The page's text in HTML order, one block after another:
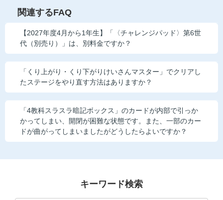
進研ゼミ 中学講座
進研ゼミ 中学講座 中高一貫
会員サイト(お子様用)はこちら
関連するFAQ
【2027年度4月から1年生】「〈チャレンジパッド〉第6世
代（別売り）」は、別料金ですか？
「くり上がり・くり下がりけいさんマスター」でクリアし
たステージをやり直す方法はありますか？
「4教科スラスラ暗記ボックス」のカードが内部で引っか
かってしまい、開閉が困難な状態です。また、一部のカー
ドが曲がってしまいましたがどうしたらよいですか？
キーワード検索